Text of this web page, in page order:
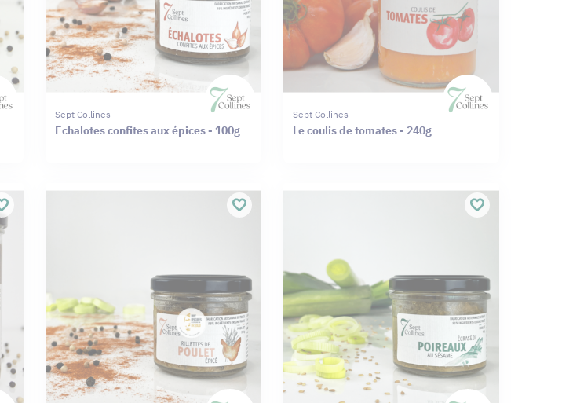
Sept Collines
Echalotes confites aux épices - 100g
Sept Collines
Le coulis de tomates - 240g